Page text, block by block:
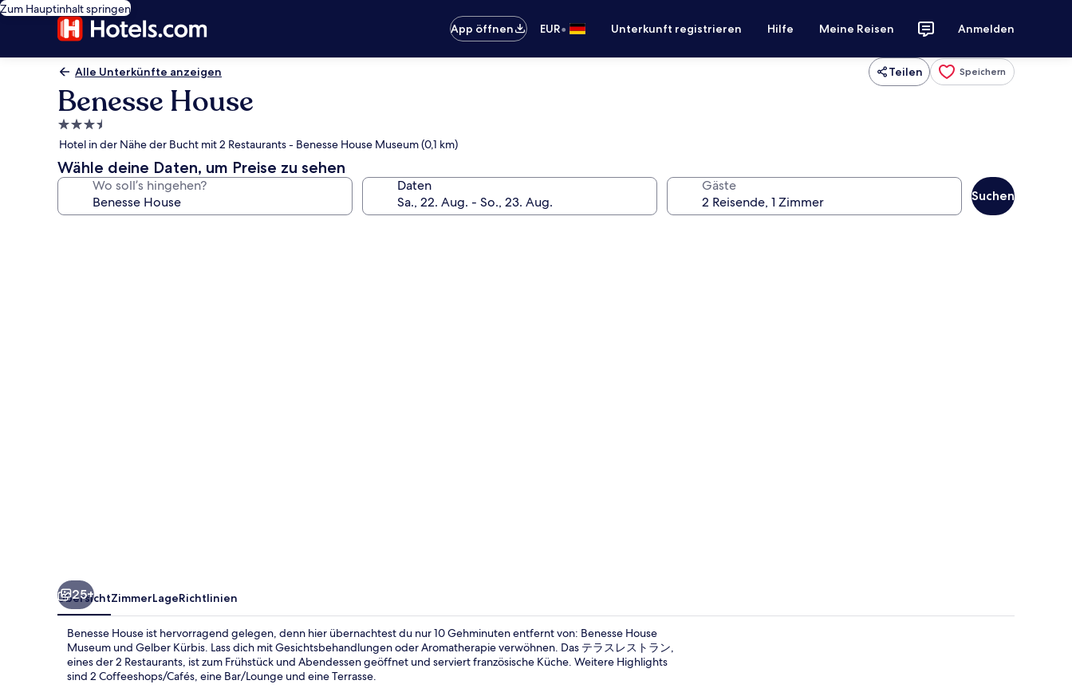
Zum Hauptinhalt springen
App öffnen
EUR• Unterkunft registrieren Hilfe Meine Reisen Anmelden
Alle Unterkünfte anzeigen Teilen Speichern
Benesse House
3.5-
Sterne-
Unterkunft
Hotel in der Nähe der Bucht mit 2 Restaurants - Benesse House Museum (0,1 km)
Wähle deine Daten, um Preise zu sehen
Wo soll’s hingehen? Daten Gäste
Suchen
25+
ÜbersichtZimmerLageRichtlinien
Benesse House ist hervorragend gelegen, denn hier übernachtest du nur 10 Gehminuten entfernt von: Benesse House
Museum und Gelber Kürbis. Lass dich mit Gesichtsbehandlungen oder Aromatherapie verwöhnen. Das テラスレストラン,
eines der 2 Restaurants, ist zum Frühstück und Abendessen geöffnet und serviert französische Küche. Weitere Highlights
sind 2 Coffeeshops/Cafés, eine Bar/Lounge und eine Terrasse.